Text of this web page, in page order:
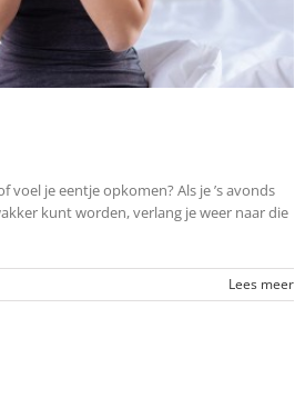
je eentje opkomen? Als je ’s avonds
kunt worden, verlang je weer naar die
Lees meer